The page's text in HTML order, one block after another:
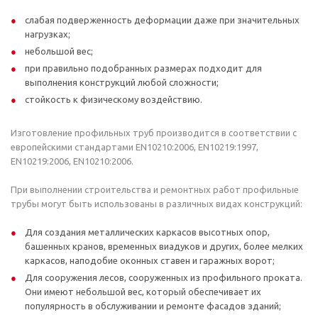
слабая подверженность деформации даже при значительных
нагрузках;
небольшой вес;
при правильно подобранных размерах подходит для
выполнения конструкций любой сложности;
стойкость к физическому воздействию.
Изготовление профильных труб производится в соответствии с
европейскими стандартами EN10210:2006, EN10219:1997,
EN10219:2006, EN10210:2006.
При выполнении строительства и ремонтных работ профильные
трубы могут быть использованы в различных видах конструкций:
Для создания металлических каркасов высотных опор,
башенных кранов, временных виадуков и других, более мелких
каркасов, наподобие оконных ставен и гаражных ворот;
Для сооружения лесов, сооруженных из профильного проката.
Они имеют небольшой вес, который обеспечивает их
популярность в обслуживании и ремонте фасадов зданий;